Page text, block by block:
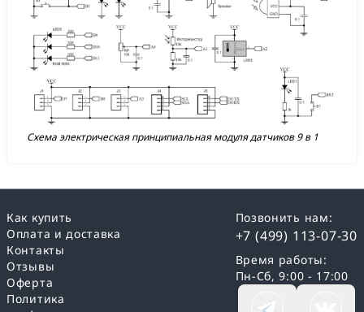
Схема электрическая принципиальная модуля датчиков 9 в 1
Как купить
Оплата и доставка
Контакты
Отзывы
Оферта
Политика
Позвонить нам:
+7 (499) 113-07-30
Время работы:
Пн-Сб, 9:00 - 17:00